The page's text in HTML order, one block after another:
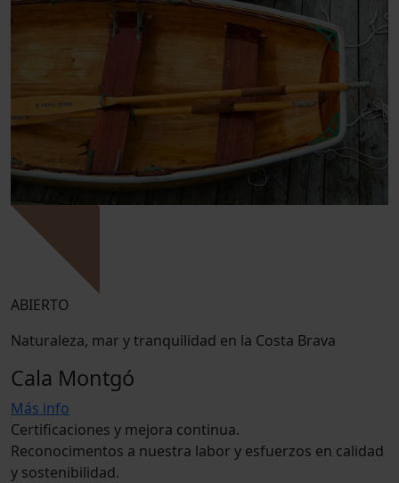
ABIERTO
Naturaleza, mar y tranquilidad en la Costa Brava
Cala Montgó
Más info
Certificaciones y mejora continua.
Reconocimentos a nuestra labor y esfuerzos en calidad
y sostenibilidad.